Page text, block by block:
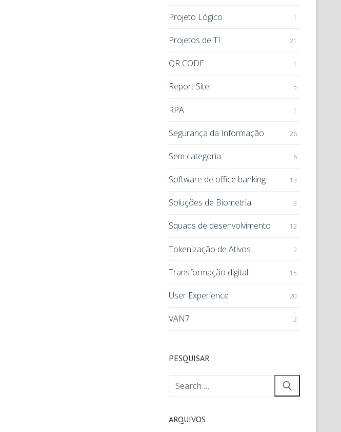
Projeto Lógico 1
Projetos de TI 21
QR CODE 1
Report Site 5
RPA 1
Segurança da Informação 26
Sem categoria 6
Software de office banking 13
Soluções de Biometria 3
Squads de desenvolvimento 12
Tokenização de Ativos 2
Transformação digital 15
User Experience 20
VAN7 2
PESQUISAR
ARQUIVOS